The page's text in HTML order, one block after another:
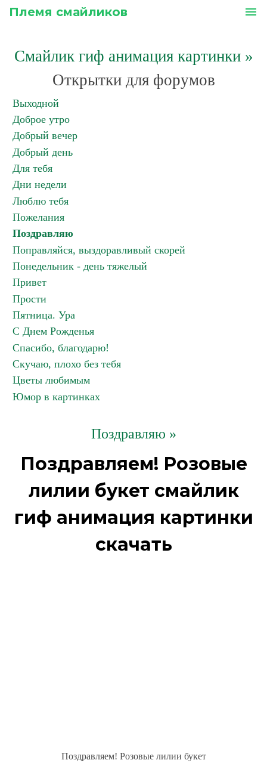
Племя смайликов menu
Смайлик гиф анимация картинки»
Открытки для форумов
Выходной
Доброе утро
Добрый вечер
Добрый день
Для тебя
Дни недели
Люблю тебя
Пожелания
Поздравляю
Поправляйся, выздоравливый скорей
Понедельник - день тяжелый
Привет
Прости
Пятница. Ура
С Днем Рожденья
Спасибо, благодарю!
Скучаю, плохо без тебя
Цветы любимым
Юмор в картинках
Поздравляю »
Поздравляем! Розовые
лилии букет смайлик
гиф анимация картинки
скачать
Поздравляем! Розовые лилии букет